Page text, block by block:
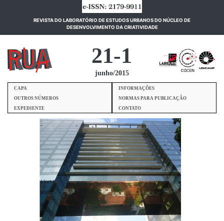
REVISTA DO LABORATÓRIO DE ESTUDOS URBANOS DO NÚCLEO DE
DESENVOLVIMENTO DA CRIATIVIDADE(current)
21-1
junho/2015
CAPA
INFORMAÇÕES
OUTROS NÚMEROS
NORMAS PARA PUBLICAÇÃO
EXPEDIENTE
CONTATO